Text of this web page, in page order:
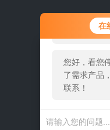
在
您好！欢迎
服务，请问
您好，看您
了需求产品
联系！